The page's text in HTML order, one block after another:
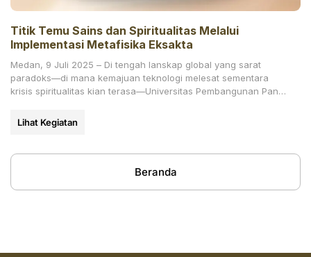
Titik Temu Sains dan Spiritualitas Melalui
Implementasi Metafisika Eksakta
Medan, 9 Juli 2025 – Di tengah lanskap global yang sarat
paradoks—di mana kemajuan teknologi melesat sementara
krisis spiritualitas kian terasa—Universitas Pembangunan Panca
Lihat Kegiatan
Beranda